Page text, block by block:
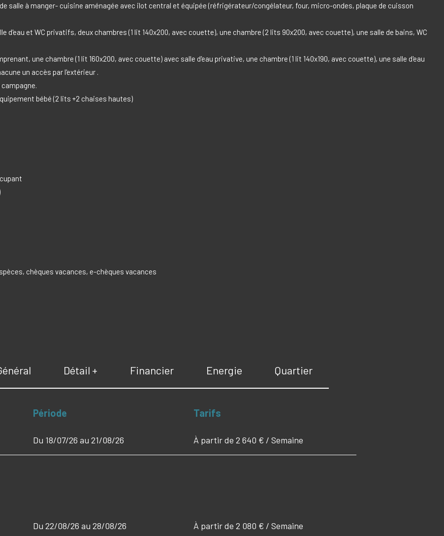
salle à manger- cuisine aménagée avec ilot central et équipée (réfrigérateur/congélateur, four, micro-ondes, plaque de cuisson
d'eau et WC privatifs, deux chambres (1 lit 140x200, avec couette), une chambre (2 lits 90x200, avec couette), une salle de bains, WC
une chambre (1 lit 160x200, avec couette) avec salle d'eau privative, une chambre (1 lit 140x190, avec couette), une salle d'eau
un accès par l'extérieur .
bébé (2 lits +2 chaises hautes)
chèques vacances, e-chèques vacances
Détail + Financier Energie Quartier
Période Tarifs
Du 18/07/26 au 21/08/26 À partir de 2 640 € / Semaine
Du 22/08/26 au 28/08/26 À partir de 2 080 € / Semaine